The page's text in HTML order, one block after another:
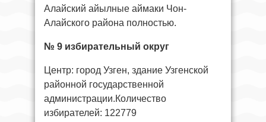
Алайский айылные аймаки Чон-
Алайского района полностью.
№ 9 избирательный округ
Центр: город Узген, здание Узгенской
районной государственной
администрации.Количество
избирателей: 122779